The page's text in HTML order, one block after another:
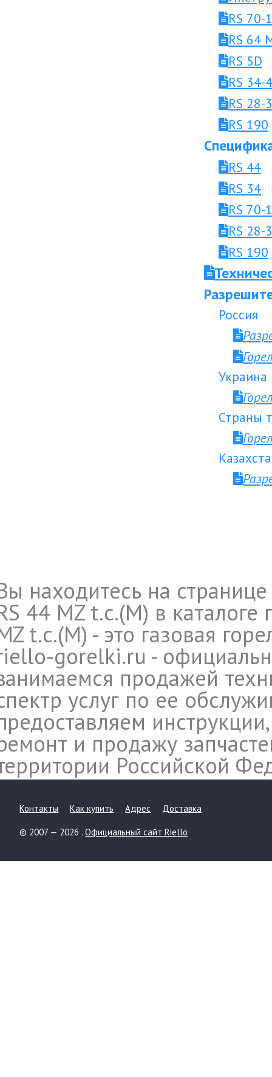
RS 70-
RS 64
RS 5D
RS 34-
RS 28-
RS 190
RS 44
RS 34
RS 70-
RS 28-
RS 190
Россия
Украина
Страны
находитесь на
44 MZ t.c.(M) в
t.c.(M) - это газовая
gorelki.ru -
продажей
услуг по ее
и продажу
Российской
Контакты Как купить Адрес Доставка
© 2007 — 2026 .Официальный сайт Riello